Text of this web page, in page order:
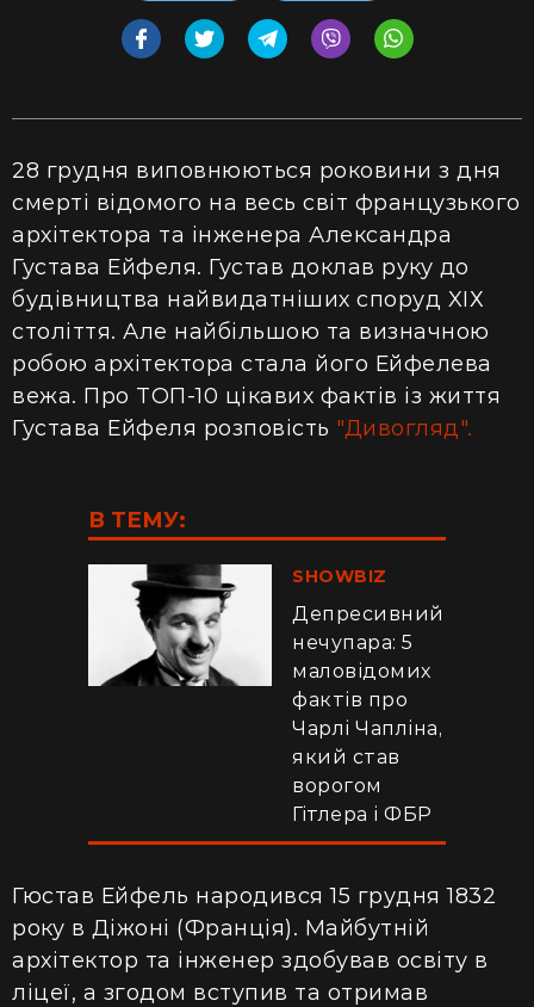
28 грудня виповнюються роковини з дня
смерті відомого на весь світ французького
архітектора та інженера Александра
Густава Ейфеля. Густав доклав руку до
будівництва найвидатніших споруд XIХ
століття. Але найбільшою та визначною
робою архітектора стала його Ейфелева
вежа. Про ТОП-10 цікавих фактів із життя
Густава Ейфеля розповість "Дивогляд".
В ТЕМУ:
SHOWBIZ
Депресивний
нечупара: 5
маловідомих
фактів про
Чарлі Чапліна,
який став
ворогом
Гітлера і ФБР
Гюстав Ейфель народився 15 грудня 1832
року в Діжоні (Франція). Майбутній
архітектор та інженер здобував освіту в
ліцеї, а згодом вступив та отримав